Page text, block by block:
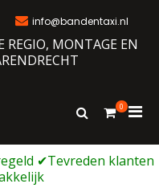
info@bandentaxi.nl
REGIO, MONTAGE EN
met eigen webshop
Toon
0
voor